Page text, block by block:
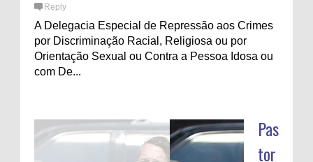
Reply
A Delegacia Especial de Repressão aos Crimes
por Discriminação Racial, Religiosa ou por
Orientação Sexual ou Contra a Pessoa Idosa ou
com De...
Pas
tor